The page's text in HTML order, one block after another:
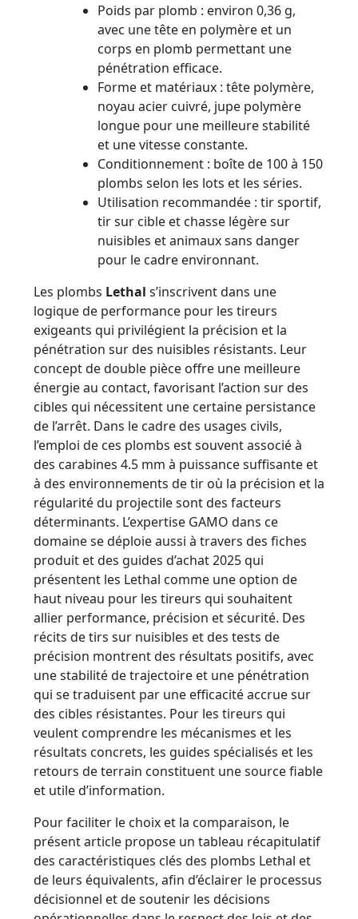
Poids par plomb : environ 0,36 g,
avec une tête en polymère et un
corps en plomb permettant une
pénétration efficace.
Forme et matériaux : tête polymère,
noyau acier cuivré, jupe polymère
longue pour une meilleure stabilité
et une vitesse constante.
Conditionnement : boîte de 100 à 150
plombs selon les lots et les séries.
Utilisation recommandée : tir sportif,
tir sur cible et chasse légère sur
nuisibles et animaux sans danger
pour le cadre environnant.
Les plombs Lethal s’inscrivent dans une
logique de performance pour les tireurs
exigeants qui privilégient la précision et la
pénétration sur des nuisibles résistants. Leur
concept de double pièce offre une meilleure
énergie au contact, favorisant l’action sur des
cibles qui nécessitent une certaine persistance
de l’arrêt. Dans le cadre des usages civils,
l’emploi de ces plombs est souvent associé à
des carabines 4.5 mm à puissance suffisante et
à des environnements de tir où la précision et la
régularité du projectile sont des facteurs
déterminants. L’expertise GAMO dans ce
domaine se déploie aussi à travers des fiches
produit et des guides d’achat 2025 qui
présentent les Lethal comme une option de
haut niveau pour les tireurs qui souhaitent
allier performance, précision et sécurité. Des
récits de tirs sur nuisibles et des tests de
précision montrent des résultats positifs, avec
une stabilité de trajectoire et une pénétration
qui se traduisent par une efficacité accrue sur
des cibles résistantes. Pour les tireurs qui
veulent comprendre les mécanismes et les
résultats concrets, les guides spécialisés et les
retours de terrain constituent une source fiable
et utile d’information.
Pour faciliter le choix et la comparaison, le
présent article propose un tableau récapitulatif
des caractéristiques clés des plombs Lethal et
de leurs équivalents, afin d’éclairer le processus
décisionnel et de soutenir les décisions